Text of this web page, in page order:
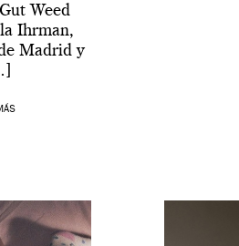
Weed
Ihrman,
Madrid y